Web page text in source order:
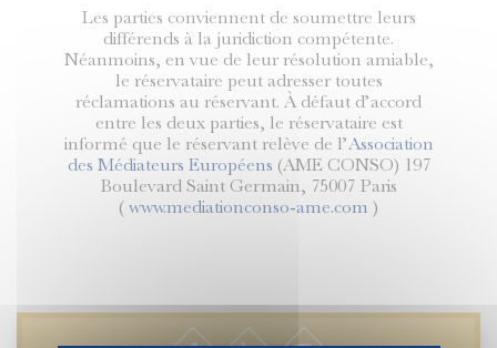
Les parties conviennent de soumettre leurs
différends à la juridiction compétente.
Néanmoins, en vue de leur résolution amiable,
le réservataire peut adresser toutes
réclamations au réservant. À défaut d’accord
entre les deux parties, le réservataire est
informé que le réservant relève de l’Association
des Médiateurs Européens (AME CONSO) 197
Boulevard Saint Germain, 75007 Paris
( www.mediationconso-ame.com )